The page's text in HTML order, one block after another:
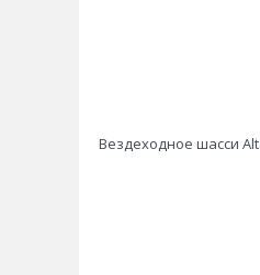
Вездеходное шасси